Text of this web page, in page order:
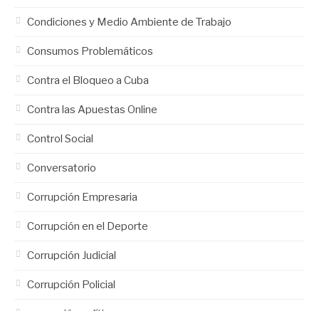
Condiciones y Medio Ambiente de Trabajo
Consumos Problemáticos
Contra el Bloqueo a Cuba
Contra las Apuestas Online
Control Social
Conversatorio
Corrupción Empresaria
Corrupción en el Deporte
Corrupción Judicial
Corrupción Policial